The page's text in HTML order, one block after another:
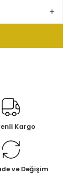
Kargo
ve Değişim